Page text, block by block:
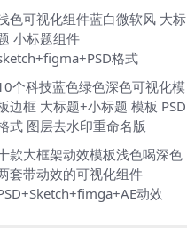
色可视化组件蓝白微软风 大标
小标题组件
格式
个科技蓝色绿色深色可视化模
边框 大标题+小标题 模板 PSD
式 图层去水印重命名版
款大框架动效模板浅色喝深色
套带动效的可视化组件
动效